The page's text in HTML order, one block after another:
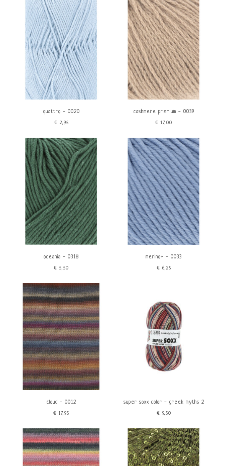
Viscose
Kleur
Rood
Oranje
Geel
Groen
Blauw
Paars
Roze
Bruin
Grijs
Zwart
Merk
Lang Yarns
Kenmerken
Sokkenwol
Vegan
Eco gecertificeerd
Fluffy
Non superwash
Machine wasbaar
Kleurverloop
Handgeverfd
Geschikt voor
Baby items
Zomer
Lente/ herfst
Gevoelige huid
price
€0 €30
quattro - 0020
€2,95
cashmere premium - 0039
€17,00
oceania - 0318
€5,50
merino+ - 0033
€6,25
cloud - 0012
€17,95
super soxx color - greek myths 2
€9,50